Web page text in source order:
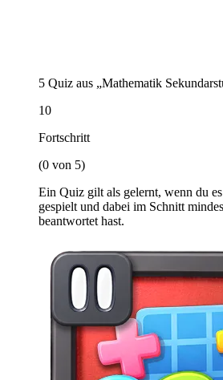
5 Quiz aus „Mathematik
10
Fortschritt
(0 von 5)
Ein Quiz gilt als gelernt, wenn du
gespielt und dabei im Schnitt
beantwortet hast.